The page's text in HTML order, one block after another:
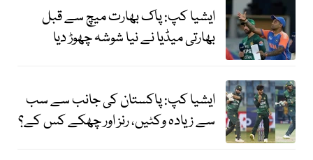
ایشیا کپ: پاک بھارت میچ سے قبل
بھارتی میڈیا نے نیا شوشہ چھوڑ دیا
ایشیا کپ: پاکستان کی جانب سے سب
سے زیادہ وکٹیں، رنز اور چھکے کس کے؟